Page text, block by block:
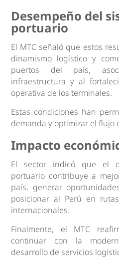
Desempeño del
portuario
El MTC señaló que estos
dinamismo logístico y
puertos del país,
infraestructura y al
operativa de los terminales.
Estas condiciones han
demanda y optimizar el flujo
Impacto
El sector indicó que el
portuario contribuye a
país, generar
posicionar al Perú en
internacionales.
Finalmente, el MTC
continuar con la
desarrollo de servicios